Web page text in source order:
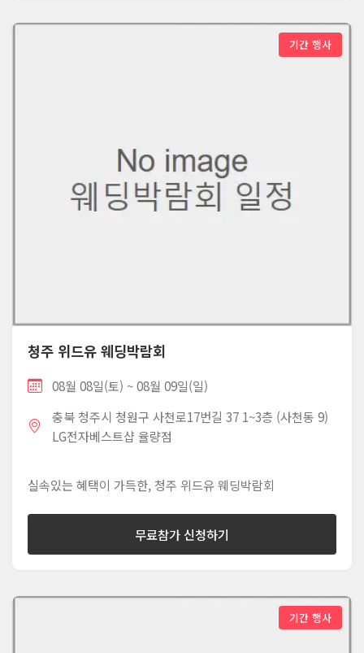
기간 행사
청주 위드유 웨딩박람회
08월 08일(토) ~ 08월 09일(일)
충북 청주시 청원구 사천로17번길 37 1~3층 (사천동 9)
LG전자베스트샵 율량점
실속있는 혜택이 가득한, 청주 위드유 웨딩박람회
무료참가 신청하기
기간 행사